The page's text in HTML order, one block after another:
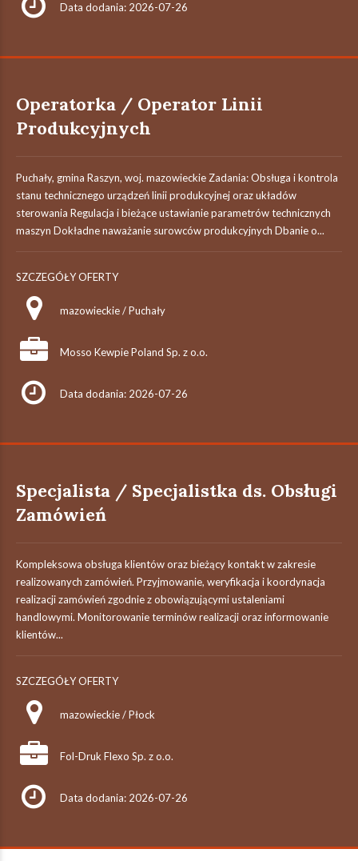
Data dodania: 2026-07-26
Operatorka / Operator Linii
Produkcyjnych
Puchały, gmina Raszyn, woj. mazowieckie Zadania: Obsługa i kontrola
stanu technicznego urządzeń linii produkcyjnej oraz układów
sterowania Regulacja i bieżące ustawianie parametrów technicznych
maszyn Dokładne naważanie surowców produkcyjnych Dbanie o...
SZCZEGÓŁY OFERTY
mazowieckie / Puchały
Mosso Kewpie Poland Sp. z o.o.
Data dodania: 2026-07-26
Specjalista / Specjalistka ds. Obsługi
Zamówień
Kompleksowa obsługa klientów oraz bieżący kontakt w zakresie
realizowanych zamówień. Przyjmowanie, weryfikacja i koordynacja
realizacji zamówień zgodnie z obowiązującymi ustaleniami
handlowymi. Monitorowanie terminów realizacji oraz informowanie
klientów...
SZCZEGÓŁY OFERTY
mazowieckie / Płock
Fol-Druk Flexo Sp. z o.o.
Data dodania: 2026-07-26